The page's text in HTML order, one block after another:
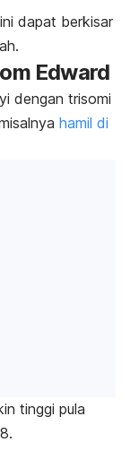
dapat berkisar
Edward
dengan trisomi
hamil di
tinggi pula